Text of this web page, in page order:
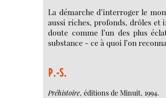
La démarche d’interroger le
aussi riches, profonds, drôles et
doute comme l’un des plus
substance - ce à quoi l’on
P.-S.
Préhistoire, éditions de Minuit, 1994.